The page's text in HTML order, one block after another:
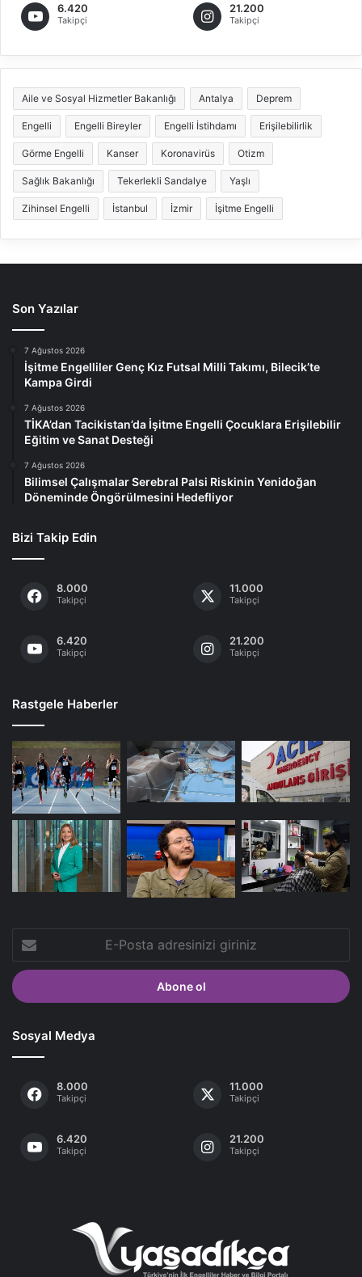
6.420
Takipçi
21.200
Takipçi
Aile ve Sosyal Hizmetler Bakanlığı Antalya Deprem
Engelli Engelli Bireyler Engelli İstihdamı Erişilebilirlik
Görme Engelli Kanser Koronavirüs Otizm
Sağlık Bakanlığı Tekerlekli Sandalye Yaşlı
Zihinsel Engelli İstanbul İzmir İşitme Engelli
Son Yazılar
7 Ağustos 2026
İşitme Engelliler Genç Kız Futsal Milli Takımı, Bilecik’te
Kampa Girdi
7 Ağustos 2026
TİKA’dan Tacikistan’da İşitme Engelli Çocuklara Erişilebilir
Eğitim ve Sanat Desteği
7 Ağustos 2026
Bilimsel Çalışmalar Serebral Palsi Riskinin Yenidoğan
Döneminde Öngörülmesini Hedefliyor
Bizi Takip Edin
8.000
Takipçi
11.000
Takipçi
6.420
Takipçi
21.200
Takipçi
Rastgele Haberler
Posta
adresinizi
giriniz
Sosyal Medya
8.000
Takipçi
11.000
Takipçi
6.420
Takipçi
21.200
Takipçi